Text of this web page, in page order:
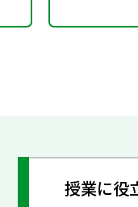
授業に役